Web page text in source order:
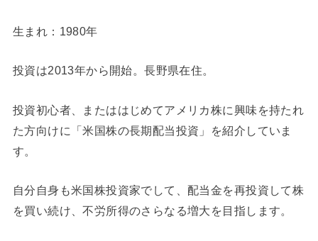
生まれ：1980年
投資は2013年から開始。長野県在住。
投資初心者、またははじめてアメリカ株に興味を持たれ
た方向けに「米国株の長期配当投資」を紹介していま
す。
自分自身も米国株投資家でして、配当金を再投資して株
を買い続け、不労所得のさらなる増大を目指します。